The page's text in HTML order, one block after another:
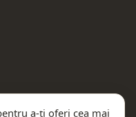
a-ți oferi cea mai